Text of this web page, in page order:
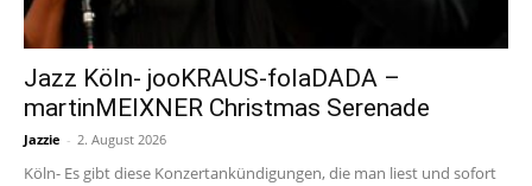
Jazz Köln- jooKRAUS-folaDADA –
martinMEIXNER Christmas Serenade
Jazzie - 2. August 2026
Köln- Es gibt diese Konzertankündigungen, die man liest und sofort